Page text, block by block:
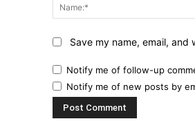
Save my name, email,
Notify me of follow-up
Notify me of new posts by